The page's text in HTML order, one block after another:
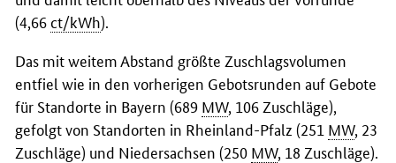
(4,66ct/kWh).
Das mit weitem Abstand größte Zuschlagsvolumen
entfiel wie in den vorherigen Gebotsrunden auf Gebote
für Standorte in Bayern (689 MW, 106 Zuschläge),
gefolgt von Standorten in Rheinland-Pfalz (251 MW, 23
Zuschläge) und Niedersachsen (250 MW, 18 Zuschläge).